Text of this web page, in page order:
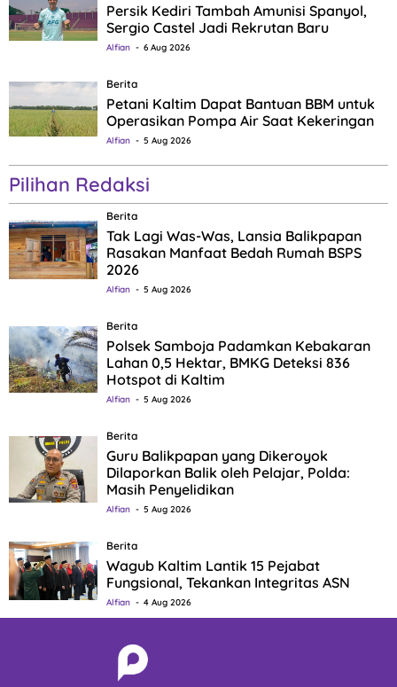
Persik Kediri Tambah Amunisi Spanyol,
Sergio Castel Jadi Rekrutan Baru
Alfian 6 Aug 2026
Berita
Petani Kaltim Dapat Bantuan BBM untuk
Operasikan Pompa Air Saat Kekeringan
Alfian 5 Aug 2026
Pilihan Redaksi
Berita
Tak Lagi Was-Was, Lansia Balikpapan
Rasakan Manfaat Bedah Rumah BSPS
2026
Alfian 5 Aug 2026
Berita
Polsek Samboja Padamkan Kebakaran
Lahan 0,5 Hektar, BMKG Deteksi 836
Hotspot di Kaltim
Alfian 5 Aug 2026
Berita
Guru Balikpapan yang Dikeroyok
Dilaporkan Balik oleh Pelajar, Polda:
Masih Penyelidikan
Alfian 5 Aug 2026
Berita
Wagub Kaltim Lantik 15 Pejabat
Fungsional, Tekankan Integritas ASN
Alfian 4 Aug 2026